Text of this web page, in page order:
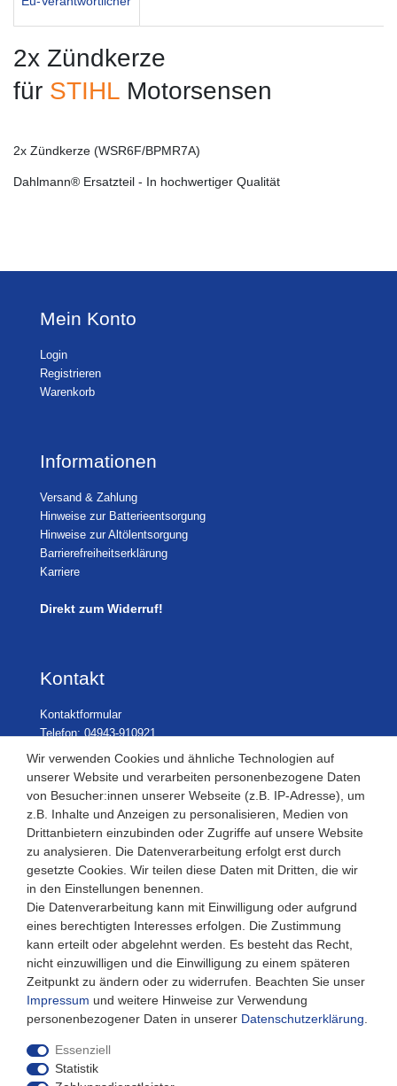
2x Zündkerze
für STIHL Motorsensen
2x Zündkerze (WSR6F/BPMR7A)
Dahlmann® Ersatzteil - In hochwertiger Qualität
Mein Konto
Login
Registrieren
Warenkorb
Informationen
Versand & Zahlung
Hinweise zur Batterieentsorgung
Hinweise zur Altölentsorgung
Barrierefreiheitserklärung
Karriere
Direkt zum Widerruf!
Kontakt
Kontaktformular
Telefon: 04943-910921
Laden Öffnungszeiten
Montag - Freitag
08:30 - 12:30 und 13.00 - 17.30 Uhr
Samstags
08:30 bis 12:30 Uhr
Wir verwenden Cookies und ähnliche Technologien auf
unserer Website und verarbeiten personenbezogene Daten
von Besucher:innen unserer Webseite (z.B. IP-Adresse), um
z.B. Inhalte und Anzeigen zu personalisieren, Medien von
Drittanbietern einzubinden oder Zugriffe auf unsere Website
zu analysieren. Die Datenverarbeitung erfolgt erst durch
gesetzte Cookies. Wir teilen diese Daten mit Dritten, die wir
in den Einstellungen benennen.
Die Datenverarbeitung kann mit Einwilligung oder aufgrund
eines berechtigten Interesses erfolgen. Die Zustimmung
kann erteilt oder abgelehnt werden. Es besteht das Recht,
nicht einzuwilligen und die Einwilligung zu einem späteren
Zeitpunkt zu ändern oder zu widerrufen. Beachten Sie unser
Impressum und weitere Hinweise zur Verwendung
personenbezogener Daten in unserer Daten­schutz­erklärung
Essenziell
Statistik